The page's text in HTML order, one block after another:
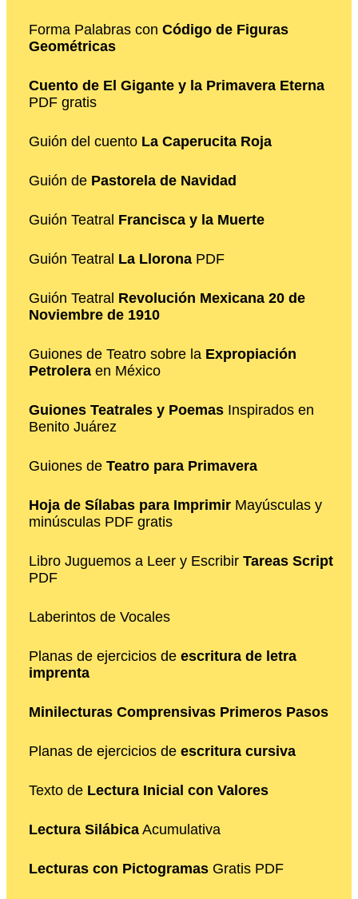
Forma Palabras con Código de Figuras
Geométricas
Cuento de El Gigante y la Primavera Eterna
PDF gratis
Guión del cuento La Caperucita Roja
Guión de Pastorela de Navidad
Guión Teatral Francisca y la Muerte
Guión Teatral La Llorona PDF
Guión Teatral Revolución Mexicana 20 de
Noviembre de 1910
Guiones de Teatro sobre la Expropiación
Petrolera en México
Guiones Teatrales y Poemas Inspirados en
Benito Juárez
Guiones de Teatro para Primavera
Hoja de Sílabas para Imprimir Mayúsculas y
minúsculas PDF gratis
Libro Juguemos a Leer y Escribir Tareas Script
PDF
Laberintos de Vocales
Planas de ejercicios de escritura de letra
imprenta
Minilecturas Comprensivas Primeros Pasos
Planas de ejercicios de escritura cursiva
Texto de Lectura Inicial con Valores
Lectura Silábica Acumulativa
Lecturas con Pictogramas Gratis PDF